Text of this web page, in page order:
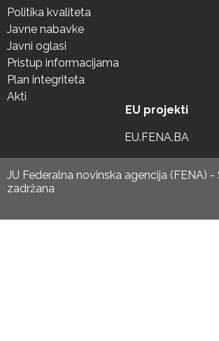
Politika kvaliteta
Javne nabavke
Javni oglasi
Pristup informacijama
Plan integriteta
Akti
EU projekti
EU.FENA.BA
JU Federalna novinska agencija (FENA) -
zadržana